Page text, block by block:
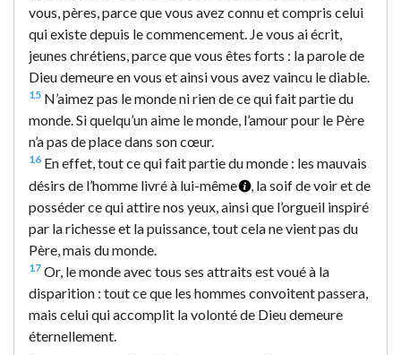
vous, pères, parce que vous avez connu et compris celui
qui existe depuis le commencement. Je vous ai écrit,
jeunes chrétiens, parce que vous êtes forts : la parole de
Dieu demeure en vous et ainsi vous avez vaincu le diable.
15 N’aimez pas le monde ni rien de ce qui fait partie du
monde. Si quelqu’un aime le monde, l’amour pour le Père
n’a pas de place dans son cœur.
16 En effet, tout ce qui fait partie du monde : les mauvais
désirs de l’homme livré à lui-même
, la soif de voir et de
posséder ce qui attire nos yeux, ainsi que l’orgueil inspiré
par la richesse et la puissance, tout cela ne vient pas du
Père, mais du monde.
17 Or, le monde avec tous ses attraits est voué à la
disparition : tout ce que les hommes convoitent passera,
mais celui qui accomplit la volonté de Dieu demeure
éternellement.